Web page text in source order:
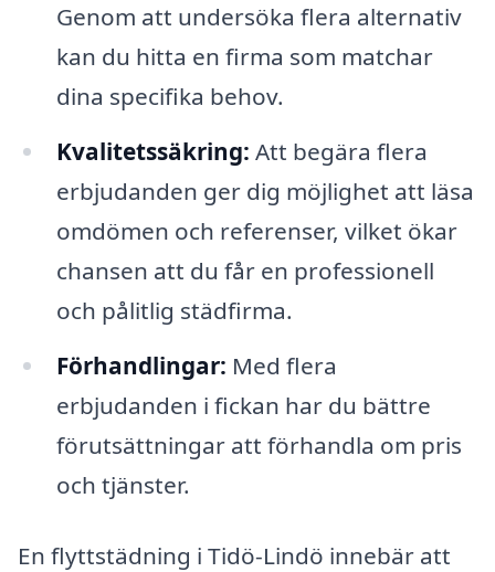
Genom att undersöka flera alternativ
kan du hitta en firma som matchar
dina specifika behov.
Kvalitetssäkring: Att begära flera
erbjudanden ger dig möjlighet att läsa
omdömen och referenser, vilket ökar
chansen att du får en professionell
och pålitlig städfirma.
Förhandlingar: Med flera
erbjudanden i fickan har du bättre
förutsättningar att förhandla om pris
och tjänster.
En flyttstädning i Tidö-Lindö innebär att